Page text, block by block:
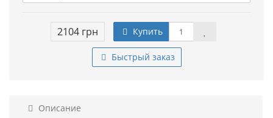
2104 грн Купить
Быстрый заказ
Описание